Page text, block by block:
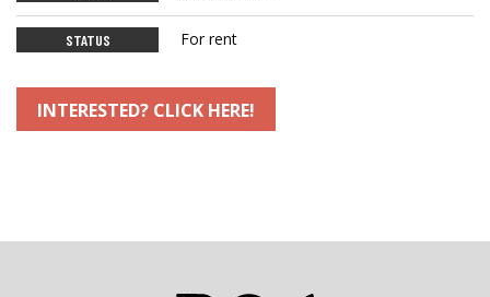
STATUS For rent
INTERESTED? CLICK HERE!